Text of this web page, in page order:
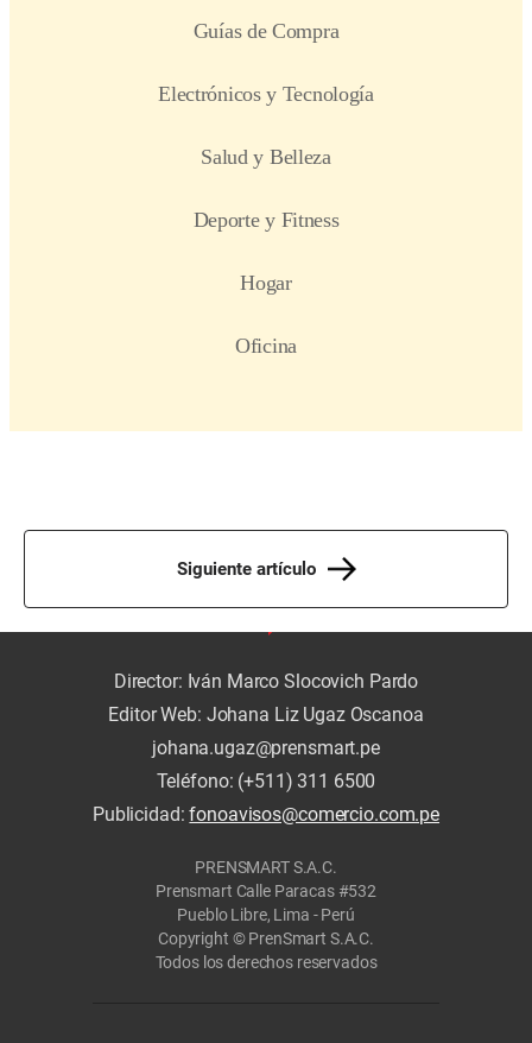
Siguiente artículo
Director: Iván Marco Slocovich Pardo
Editor Web: Johana Liz Ugaz Oscanoa
johana.ugaz@prensmart.pe
Teléfono: (+511) 311 6500
Publicidad:fonoavisos@comercio.com.pe
PRENSMART S.A.C.
Prensmart Calle Paracas #532
Pueblo Libre, Lima - Perú
Copyright © PrenSmart S.A.C.
Todos los derechos reservados